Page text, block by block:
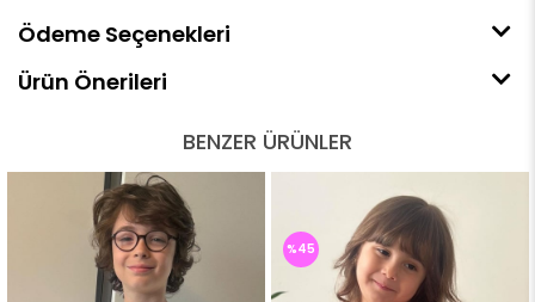
Ödeme Seçenekleri
Ürün Önerileri
BENZER ÜRÜNLER
%45